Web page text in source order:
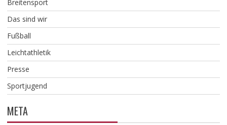
Breitensport
Das sind wir
Fußball
Leichtathletik
Presse
Sportjugend
META